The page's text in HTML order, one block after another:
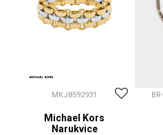
MKJ8592931
Michael Kors
Narukvice